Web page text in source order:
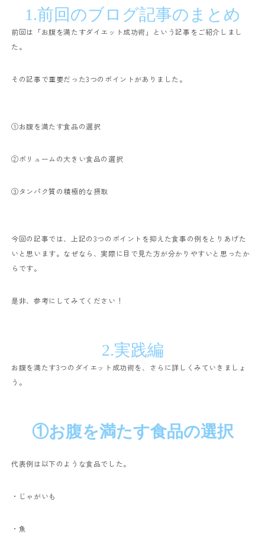
1.前回のブログ記事のまとめ
前回は「お腹を満たすダイエット成功術」という記事をご紹介しまし
た。
その記事で重要だった3つのポイントがありました。
①お腹を満たす食品の選択
②ボリュームの大きい食品の選択
③タンパク質の積極的な摂取
今回の記事では、上記の3つのポイントを抑えた食事の例をとりあげた
いと思います。なぜなら、実際に目で見た方が分かりやすいと思ったか
らです。
是非、参考にしてみてください！
2.実践編
お腹を満たす3つのダイエット成功術を、さらに詳しくみていきましょ
う。
①お腹を満たす食品の選択
代表例は以下のような食品でした。
・じゃがいも
・魚